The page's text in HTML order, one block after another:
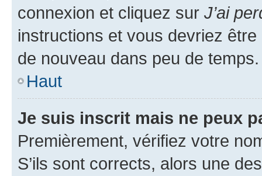
connexion et cliquez sur J’ai
instructions et vous devriez
de nouveau dans peu de temps.
Haut
Je suis inscrit mais ne peux
Premièrement, vérifiez votre
S’ils sont corrects, alors une